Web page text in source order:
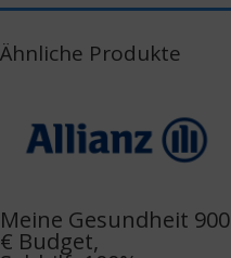
Ähnliche Produkte
Meine Gesundheit 900
€ Budget,